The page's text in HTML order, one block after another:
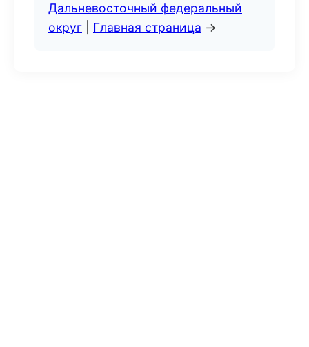
Дальневосточный федеральный
округ
Главная страница →